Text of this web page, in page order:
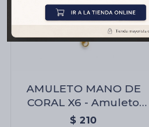
AMULETO MANO DE
CORAL X6 - Amuleto
Mano De Coral X6
$ 210